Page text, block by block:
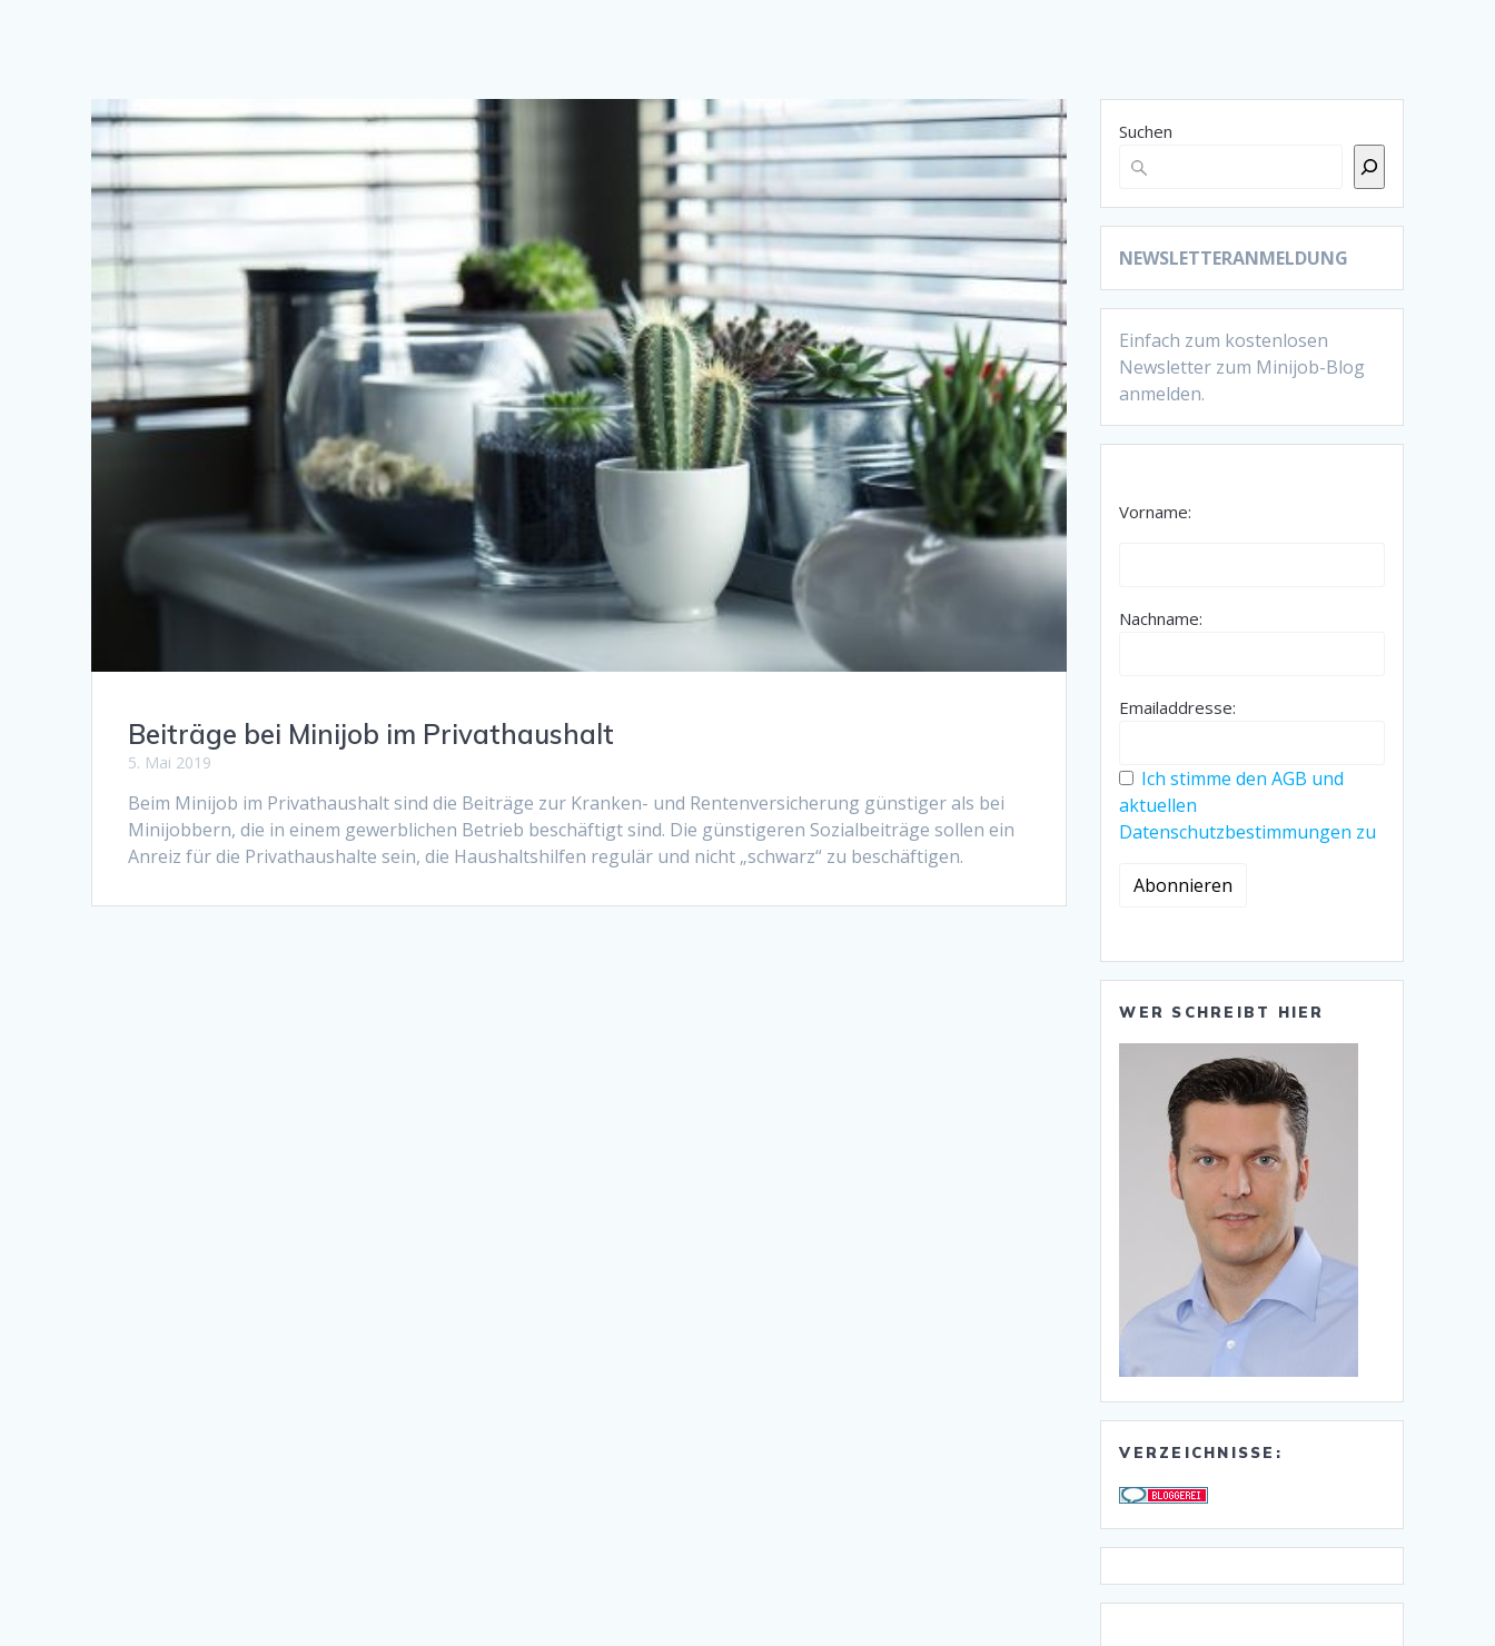
Beiträge bei Minijob im Privathaushalt
5. Mai 2019
Beim Minijob im Privathaushalt sind die Beiträge zur Kranken- und Rentenversicherung günstiger als bei
Minijobbern, die in einem gewerblichen Betrieb beschäftigt sind. Die günstigeren Sozialbeiträge sollen ein
Anreiz für die Privathaushalte sein, die Haushaltshilfen regulär und nicht „schwarz“ zu beschäftigen.
Suchen
NEWSLETTERANMELDUNG
Einfach zum kostenlosen
Newsletter zum Minijob-Blog
anmelden.
Vorname:
Nachname:
Emailaddresse:
Ich stimme den AGB und
aktuellen
Datenschutzbestimmungen zu
WER SCHREIBT HIER
VERZEICHNISSE: